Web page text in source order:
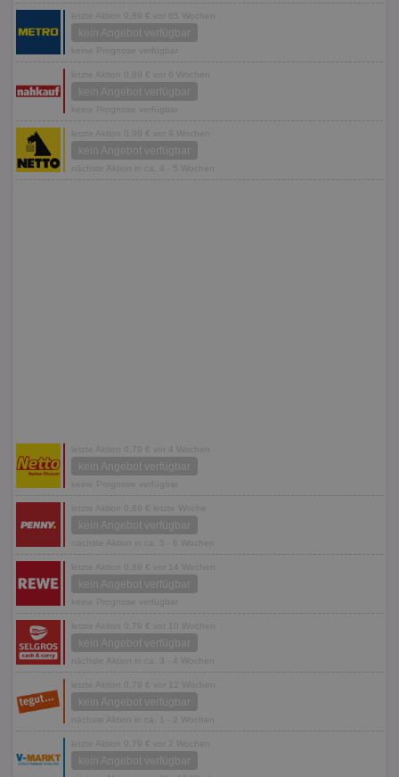
letzte Aktion 0,89 € vor 65 Wochen
kein Angebot verfügbar
keine Prognose verfügbar
letzte Aktion 0,89 € vor 6 Wochen
kein Angebot verfügbar
keine Prognose verfügbar
letzte Aktion 0,99 € vor 9 Wochen
kein Angebot verfügbar
nächste Aktion in ca. 4 - 5 Wochen
letzte Aktion 0,79 € vor 4 Wochen
kein Angebot verfügbar
keine Prognose verfügbar
letzte Aktion 0,89 € letzte Woche
kein Angebot verfügbar
nächste Aktion in ca. 5 - 6 Wochen
letzte Aktion 0,89 € vor 14 Wochen
kein Angebot verfügbar
keine Prognose verfügbar
letzte Aktion 0,79 € vor 10 Wochen
kein Angebot verfügbar
nächste Aktion in ca. 3 - 4 Wochen
letzte Aktion 0,79 € vor 12 Wochen
kein Angebot verfügbar
nächste Aktion in ca. 1 - 2 Wochen
letzte Aktion 0,79 € vor 2 Wochen
kein Angebot verfügbar